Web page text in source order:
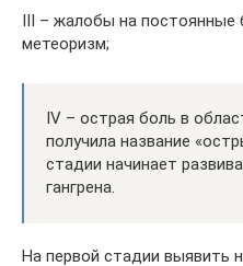
III – жалобы на постоянные
метеоризм;
IV – острая боль в
получила название
стадии начинает
гангрена.
На первой стадии выявить